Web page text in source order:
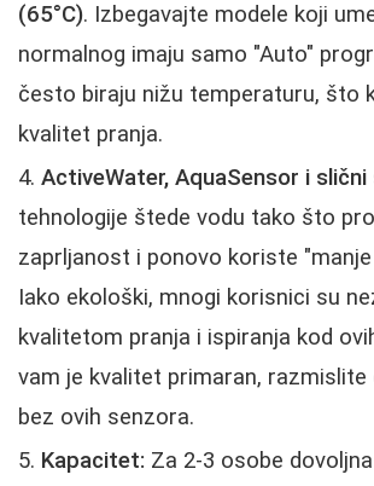
(65°C). Izbegavajte modele koji
normalnog imaju samo "Auto"
često biraju nižu temperaturu, što
kvalitet pranja.
ActiveWater, AquaSensor i slični
tehnologije štede vodu tako što
zaprljanost i ponovo koriste
Iako ekološki, mnogi korisnici su
kvalitetom pranja i ispiranja kod
vam je kvalitet primaran, razmislite
bez ovih senzora.
Kapacitet: Za 2-3 osobe